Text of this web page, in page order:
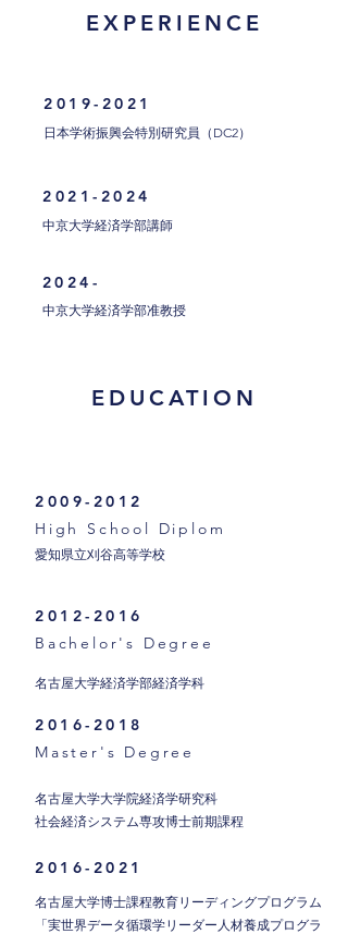
EXPERIENCE
2019-2021
日本学術振興会特別研究員（DC2）
2021-2024
中京大学経済学部講師
2024-
中京大学経済学部准教授
EDUCATION
2009-2012
High School Diplom
愛知県立刈谷高等学校
2012-2016
Bachelor's Degree
名古屋大学経済学部経済学科
2016-2018
Master's Degree
名古屋大学大学院経済学研究科
社会経済システム専攻博士前期課程
2016-2021
名古屋大学博士課程教育リーディングプログラム
「実世界データ循環学リーダー人材養成プログラ